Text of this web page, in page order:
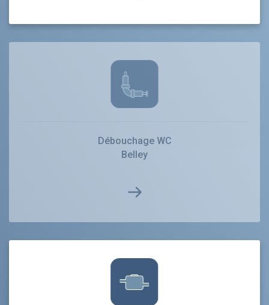
Débouchage WC
Belley